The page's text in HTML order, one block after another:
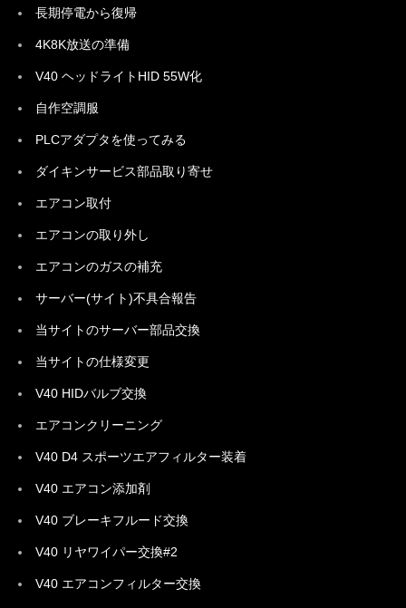
長期停電から復帰
4K8K放送の準備
V40 ヘッドライトHID 55W化
自作空調服
PLCアダプタを使ってみる
ダイキンサービス部品取り寄せ
エアコン取付
エアコンの取り外し
エアコンのガスの補充
サーバー(サイト)不具合報告
当サイトのサーバー部品交換
当サイトの仕様変更
V40 HIDバルブ交換
エアコンクリーニング
V40 D4 スポーツエアフィルター装着
V40 エアコン添加剤
V40 ブレーキフルード交換
V40 リヤワイパー交換#2
V40 エアコンフィルター交換